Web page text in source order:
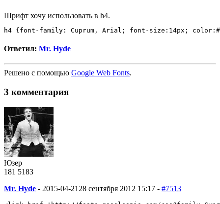
Шрифт хочу использовать в h4.
h4 {font-family: Cuprum, Arial; font-size:14px;
Ответил: Mr. Hyde
Решено с помощью Google Web Fonts.
3 комментария
Юзер
181 5183
Mr. Hyde - 2015-04-21 28 сентября 2012 15:17 - #7513